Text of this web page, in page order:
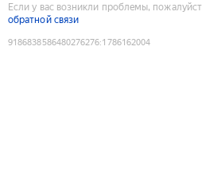
Если у вас возникли проблемы,
обратной связи
9186838586480276276:1786162004